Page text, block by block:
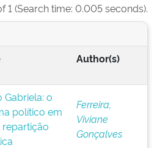
1 (Search time: 0.005 seconds).
Author(s)
Gabriela: o
político em
repartição
Ferreira,
Viviane
Gonçalves